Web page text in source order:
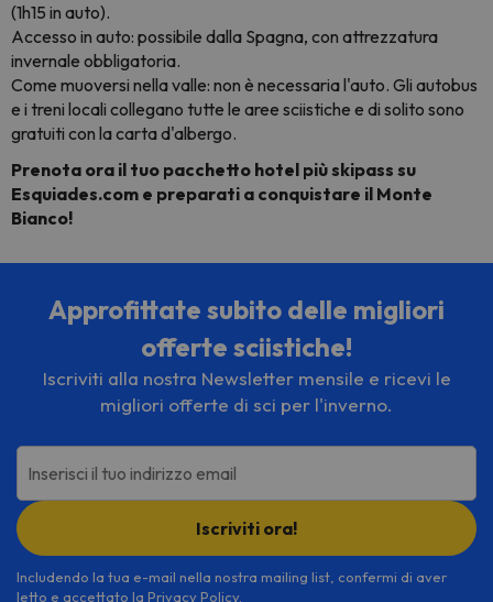
(1h15 in auto).
Accesso in auto: possibile dalla Spagna, con attrezzatura
invernale obbligatoria.
Come muoversi nella valle: non è necessaria l'auto. Gli autobus
e i treni locali collegano tutte le aree sciistiche e di solito sono
gratuiti con la carta d'albergo.
Prenota ora il tuo pacchetto hotel più skipass su
Esquiades.com e preparati a conquistare il Monte
Bianco!
Approfittate subito delle migliori
offerte sciistiche!
Iscriviti alla nostra Newsletter mensile e ricevi le
migliori offerte di sci per l'inverno.
Inserisci il tuo indirizzo email
Iscriviti ora!
Includendo la tua e-mail nella nostra mailing list, confermi di aver
letto e accettato la Privacy Policy.